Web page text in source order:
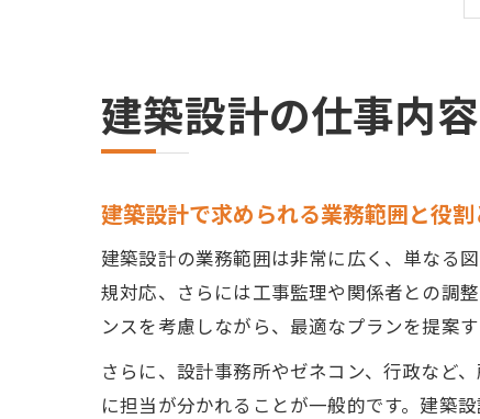
建築設計の仕事内
建築設計で求められる業務範囲と役
建築設計の業務範囲は非常に広く、単なる
規対応、さらには工事監理や関係者との調
ンスを考慮しながら、最適なプランを提案す
さらに、設計事務所やゼネコン、行政など
に担当が分かれることが一般的です。建築